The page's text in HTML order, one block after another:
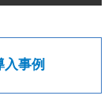
入事例